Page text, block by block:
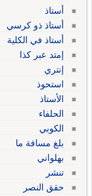
أستاذ
أستاذ ذو كرسي
أستاذ في الكلية
إمتد عبر كذا
إنتري
استحوذ
الأستاذ
الحلفاء
الكوبي
بلغ مسافة ما
بهلواني
تنشر
حقق النصر